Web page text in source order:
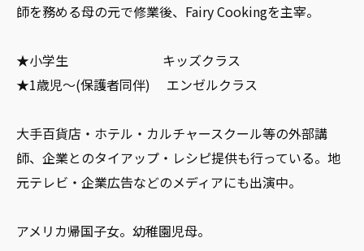
師を務める母の元で修業後、Fairy Cookingを主宰。
★小学生 キッズクラス
★1歳児～(保護者同伴) エンゼルクラス
大手百貨店・ホテル・カルチャースクール等の外部講
師、企業とのタイアップ・レシピ提供も行っている。地
元テレビ・企業広告などのメディアにも出演中。
アメリカ帰国子女。幼稚園児母。